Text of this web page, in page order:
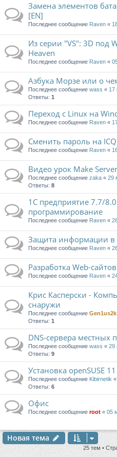
Замена элементов
[EN]
Последнее сообщение Raven «
Из серии "VS": 3D под
Heaven
Последнее сообщение Raven «
Азбука Морзе или о
Последнее сообщение wass « 17
Ответы: 1
Переход с Linux на
Последнее сообщение Raven «
Сменить пароль на ICQ
Последнее сообщение Raven «
Видео урок Make
Последнее сообщение zaka « 29
Ответы: 8
1С предприятие 7.7/
программирование
Последнее сообщение Raven «
Защита информации в
Последнее сообщение Raven «
Разработка Web-
Последнее сообщение Raven «
Крис Касперски -
снаружи
Последнее сообщение Gen1us2k
Ответы: 1
DNS-сервера местных
Последнее сообщение wass « 29
Ответы: 9
Установка openSUSE 11
Последнее сообщение Kibirnetik «
Ответы: 6
Офис
Последнее сообщение root « 05
Новая тема
25 тем •